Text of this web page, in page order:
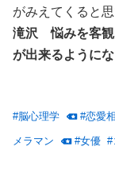
がみえてくると思
滝沢 悩みを客観
が出来るように
#脳心理学 #恋愛
メラマン #女優 #